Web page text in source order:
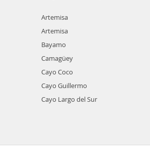
Artemisa
Artemisa
Bayamo
Camagüey
Cayo Coco
Cayo Guillermo
Cayo Largo del Sur